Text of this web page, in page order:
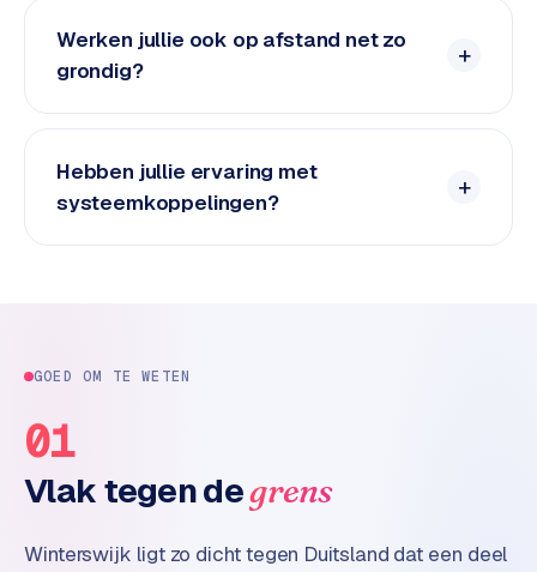
t
n
t
a
r
e
B
o
.
o
Werken jullie ook op afstand net zo
grondig?
Hebben jullie ervaring met
systeemkoppelingen?
GOED OM TE WETEN
01
Vlak tegen degrens
Winterswijk ligt zo dicht tegen Duitsland dat een deel